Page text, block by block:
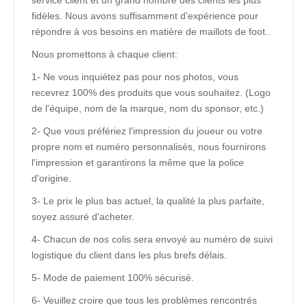
fidèles. Nous avons suffisamment d'expérience pour
répondre à vos besoins en matière de maillots de foot..
Nous promettons à chaque client:
1- Ne vous inquiétez pas pour nos photos, vous
recevrez 100% des produits que vous souhaitez. (Logo
de l'équipe, nom de la marque, nom du sponsor, etc.)
2- Que vous préfériez l'impression du joueur ou votre
propre nom et numéro personnalisés, nous fournirons
l'impression et garantirons la même que la police
d'origine.
3- Le prix le plus bas actuel, la qualité la plus parfaite,
soyez assuré d'acheter.
4- Chacun de nos colis sera envoyé au numéro de suivi
logistique du client dans les plus brefs délais.
5- Mode de paiement 100% sécurisé.
6- Veuillez croire que tous les problèmes rencontrés